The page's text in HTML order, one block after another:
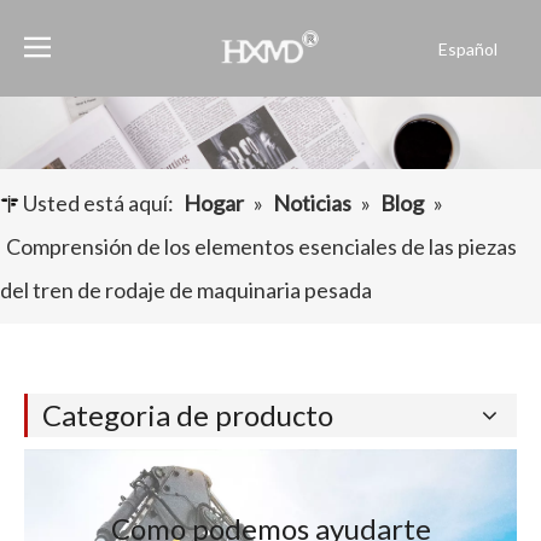
Español
Pусский
Français
Usted está aquí: Hogar » Noticias » Blog »
Comprensión de los elementos esenciales de las piezas
del tren de rodaje de maquinaria pesada
Categoria de producto
Como podemos ayudarte